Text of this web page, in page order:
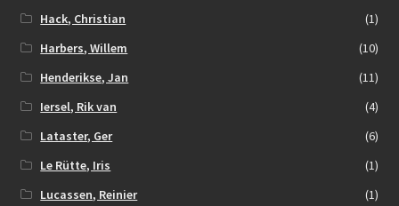
Hack, Christian
(1)
Harbers, Willem
(10)
Henderikse, Jan
(11)
Iersel, Rik van
(4)
Lataster, Ger
(6)
Le Rütte, Iris
(1)
Lucassen, Reinier
(1)